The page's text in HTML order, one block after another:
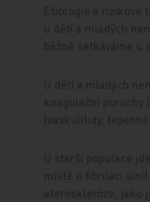
Etiologie a rizikové
u dětí a mladých
běžně setkáváme u
U dětí a mladých
koagulační poruchy
(vaskulitidy,
U starší populace
místě o fibrilaci
ateroskleróze, jako